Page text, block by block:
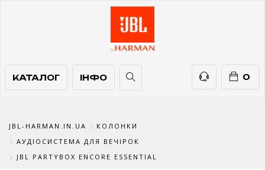
КАТАЛОГ
КАТАЛОГ ІНФО
ІНФО 0
ТЕЛЕФОНИ
JBL-HARMAN.IN.UA
КОЛОНКИ
АУДІОСИСТЕМА ДЛЯ ВЕЧІРОК
JBL PARTYBOX ENCORE ESSENTIAL